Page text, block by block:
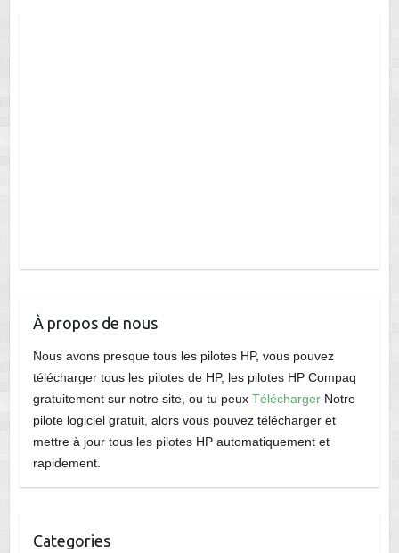
À propos de nous
Nous avons presque tous les pilotes HP, vous pouvez
télécharger tous les pilotes de HP, les pilotes HP Compaq
gratuitement sur notre site, ou tu peux TéléchargerNotre
pilote logiciel gratuit, alors vous pouvez télécharger et
mettre à jour tous les pilotes HP automatiquement et
rapidement.
Categories